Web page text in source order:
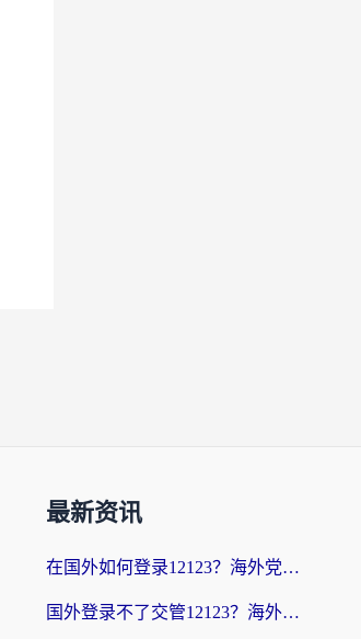
最新资讯
在国外如何登录12123？海外党必备的回国加速实用指南
国外登录不了交管12123？海外华人亲测有效的回国加速器选择指南